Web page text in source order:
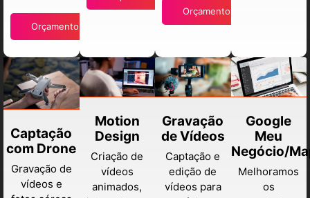
Orçamento
Orçamento
Captação
com Drone
Gravação de
vídeos e
Motion
Design
Criação de
vídeos
animados,
Gravação
de Vídeos
Captação e
edição de
vídeos para
Google
Meu
Negócio/
Melhoramos
os